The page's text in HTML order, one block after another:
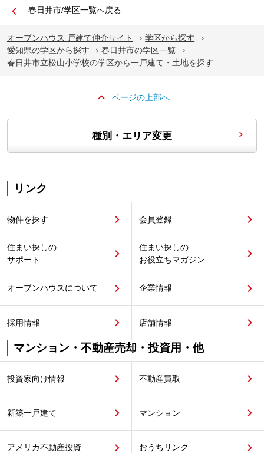
春日井市/学区一覧へ戻る
オープンハウス 戸建て仲介サイト
学区から探す
愛知県の学区から探す
春日井市の学区一覧
春日井市立松山小学校の学区から一戸建て・土地を探す
ページの上部へ
種別・エリア変更
リンク
物件を探す 会員登録
住まい探しの
サポート
住まい探しの
お役立ちマガジン
オープンハウスについて 企業情報
採用情報 店舗情報
マンション・不動産売却・投資用・他
投資家向け情報 不動産買取
新築一戸建て マンション
アメリカ不動産投資 おうちリンク